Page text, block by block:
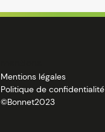
Mentions légales
Politique de confidentialité
©Bonnet2023